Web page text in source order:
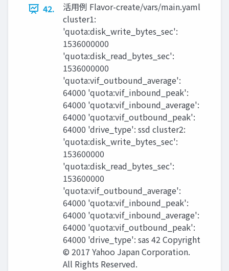
42.
活用例 Flavor-create/vars/main.yaml
cluster1:
'quota:disk_write_bytes_sec':
1536000000
'quota:disk_read_bytes_sec':
1536000000
'quota:vif_outbound_average':
64000 'quota:vif_inbound_peak':
64000 'quota:vif_inbound_average':
64000 'quota:vif_outbound_peak':
64000 'drive_type': ssd cluster2:
'quota:disk_write_bytes_sec':
153600000
'quota:disk_read_bytes_sec':
153600000
'quota:vif_outbound_average':
64000 'quota:vif_inbound_peak':
64000 'quota:vif_inbound_average':
64000 'quota:vif_outbound_peak':
64000 'drive_type': sas 42 Copyright
© 2017 Yahoo Japan Corporation.
All Rights Reserved.